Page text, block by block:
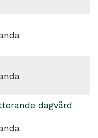
dagvård